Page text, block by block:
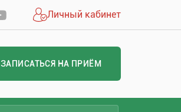
Личный кабинет
ЗАПИСАТЬСЯ НА ПРИЁМ